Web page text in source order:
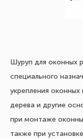
Шуруп для оконных
специального
укрепления
дерева и другие
при монтаже
также при